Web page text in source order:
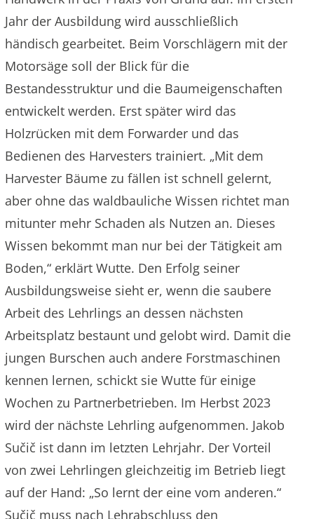
Jahr der Ausbildung wird ausschließlich
händisch gearbeitet. Beim Vorschlägern mit der
Motorsäge soll der Blick für die
Bestandesstruktur und die Baumeigenschaften
entwickelt werden. Erst später wird das
Holzrücken mit dem Forwarder und das
Bedienen des Harvesters trainiert. „Mit dem
Harvester Bäume zu fällen ist schnell gelernt,
aber ohne das waldbauliche Wissen richtet man
mitunter mehr Schaden als Nutzen an. Dieses
Wissen bekommt man nur bei der Tätigkeit am
Boden,“ erklärt Wutte. Den Erfolg seiner
Ausbildungsweise sieht er, wenn die saubere
Arbeit des Lehrlings an dessen nächsten
Arbeitsplatz bestaunt und gelobt wird. Damit die
jungen Burschen auch andere Forstmaschinen
kennen lernen, schickt sie Wutte für einige
Wochen zu Partnerbetrieben. Im Herbst 2023
wird der nächste Lehrling aufgenommen. Jakob
Sučič ist dann im letzten Lehrjahr. Der Vorteil
von zwei Lehrlingen gleichzeitig im Betrieb liegt
auf der Hand: „So lernt der eine vom anderen.“
Sučič muss nach Lehrabschluss den